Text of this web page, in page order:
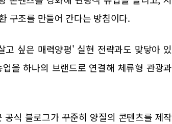
구조를 만들어 간다는 방침이다.
싶은 매력양평' 실현 전략과도 맞닿아 있
을 하나의 브랜드로 연결해 체류형 관광과
식 블로그가 꾸준히 양질의 콘텐츠를 제작